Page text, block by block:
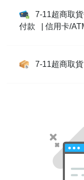
7-11超商取
付款
| 信用卡/
7-11超商取貨